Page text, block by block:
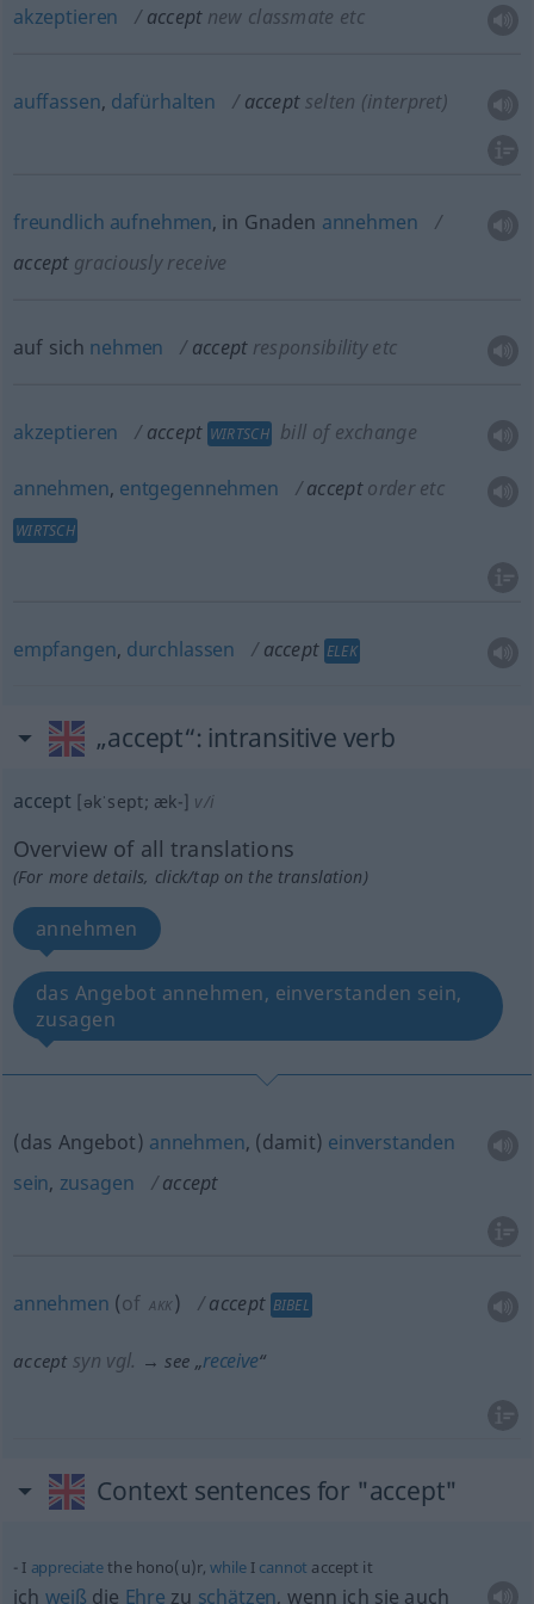
akzeptieren accept new classmate etc
auffassen, dafürhalten accept selten (interpret)
freundlich aufnehmen, in Gnaden annehmen
accept graciously receive
auf sich nehmen accept responsibilityetc
akzeptieren accept WIRTSCH bill of exchange
annehmen, entgegennehmen accept orderetc
WIRTSCH
empfangen, durchlassen accept ELEK
„accept“: intransitive verb
accept [əkˈsept; æk-] v/i
Overview of all translations
(For more details, click/tap on the translation)
annehmen
das Angebot annehmen, einverstanden sein,
zusagen
(das Angebot) annehmen, (damit) einverstanden
sein, zusagen accept
annehmen (of AKK ) accept BIBEL
accept syn vgl. → see „receive“
Context sentences for "accept"
I appreciatethe hono(u)r,whileI cannot accept it
ich weiß die Ehre zu schätzen, wenn ich sie auch